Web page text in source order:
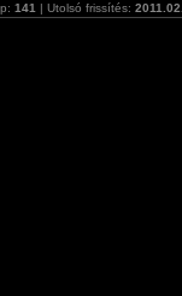
141 | Utolsó frissítés: